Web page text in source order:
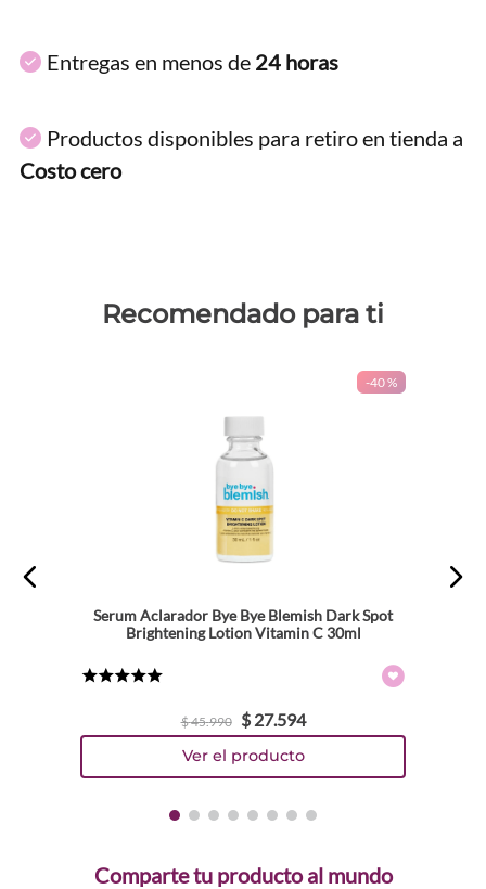
Entregas en menos de 24 horas
Productos disponibles para retiro en tienda a
Costo cero
Recomendado para ti
-40 %
Serum Aclarador Bye Bye Blemish Dark Spot
Brightening Lotion Vitamin C 30ml
$45.990 $ 27.594
Comparte